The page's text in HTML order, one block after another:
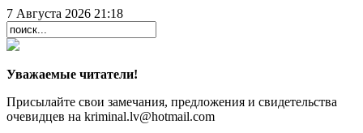
7 Августа 2026 21:18
Уважаемые читатели!
Присылайте свои замечания, предложения и свидетельства
очевидцев на kriminal.lv@hotmail.com